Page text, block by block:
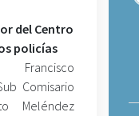
del Centro
policías
Francisco
Comisario
Meléndez